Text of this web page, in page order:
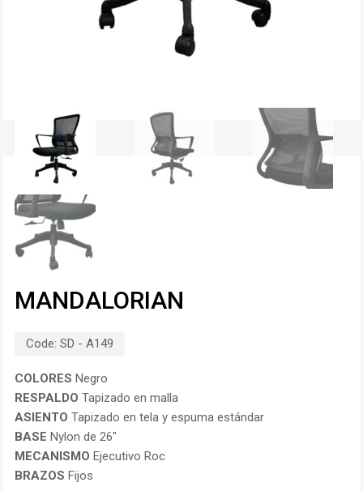
MANDALORIAN
Code: SD - A149
COLORES Negro
RESPALDO Tapizado en malla
ASIENTO Tapizado en tela y espuma estándar
BASE Nylon de 26″
MECANISMO Ejecutivo Roc
BRAZOS Fijos